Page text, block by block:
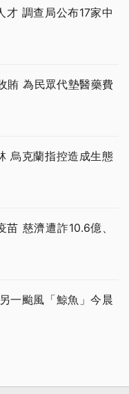
才 調查局公布17家中
賄 為民眾代墊醫藥費
烏克蘭指控造成生態
慈濟遭詐10.6億、
一颱風「鯨魚」今晨